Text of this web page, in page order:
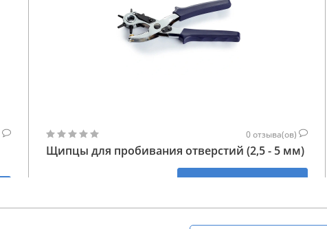
0отзыва(ов)
Щипцы для пробивания отверстий (2,5 - 5 мм)
КУПИТЬ